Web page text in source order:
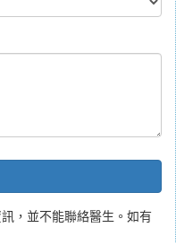
，並不能聯絡醫生。如有